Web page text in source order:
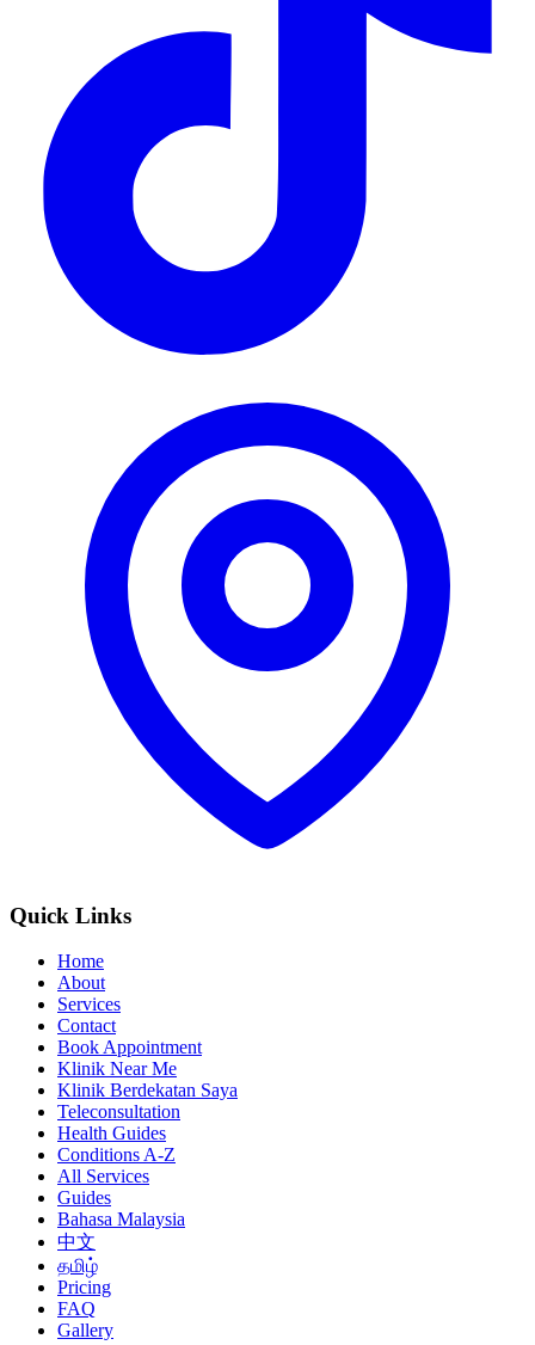
Quick Links
Home
About
Services
Contact
Book Appointment
Klinik Near Me
Klinik Berdekatan Saya
Teleconsultation
Health Guides
Conditions A-Z
All Services
Guides
Bahasa Malaysia
中文
தமிழ்
Pricing
FAQ
Gallery